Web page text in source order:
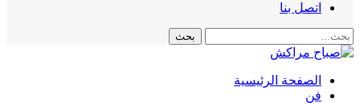
اتصل بنا
الصفحة الرئيسية
فن